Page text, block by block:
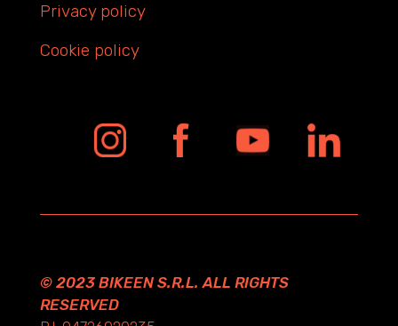
Privacy policy
Cookie policy
© 2023 BIKEEN S.R.L. ALL RIGHTS
RESERVED